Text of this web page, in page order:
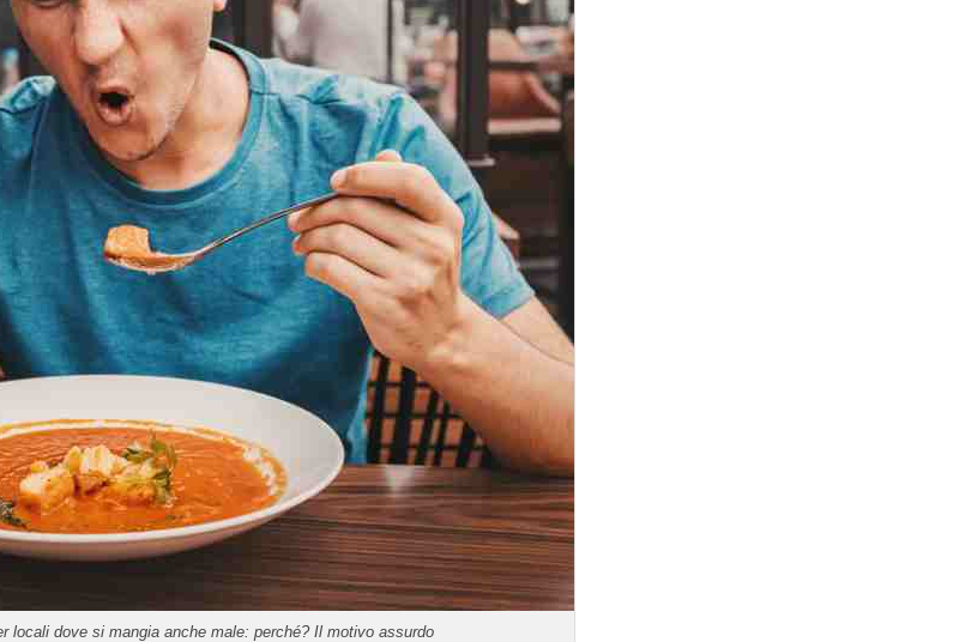
locali dove si mangia anche male: perché? Il motivo assurdo